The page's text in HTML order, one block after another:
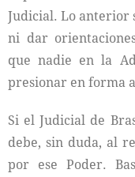
Judicial. Lo anterior
ni dar
que nadie en la
presionar en forma
Si el Judicial de
debe, sin duda, al
por ese Poder.